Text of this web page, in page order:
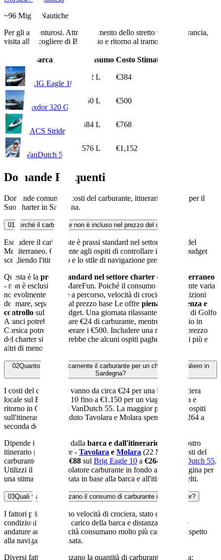
~96 Miglia Nautiche
Per gli avventurosi. Attraversamento dello stretto verso la Francia,
visita alle scogliere di Bonifacio e ritorno al tramonto.
Barca Consumo Costo Stimato
BRIG Eagle 10
192 L €384
Saxdor 320 GTO
250 L €500
SACS Strider 15
384 L €768
VanDutch 55
576 L €1,152
Domande Frequenti
Domande comuni su costi del carburante, itinerari e budget per il
Suo charter in Sardegna.
01 Perché il carburante non è incluso nel prezzo del charter?
Escludere il carburante è prassi standard nel settore charter del
Mediterraneo. Consente agli ospiti di controllare il proprio budget
scegliendo l'itinerario e lo stile di navigazione preferiti.
Questa è la prassi standard nel settore charter del Mediterraneo
- non è esclusiva di MareFun. Poiché il consumo di carburante varia
notevolmente in base a percorso, velocità di crociera e condizioni
del mare, separarlo dal prezzo base Le offre piena trasparenza e
controllo sul Suo budget. Una giornata rilassante nella baia di Golfo
Aranci potrebbe costare €24 di carburante, mentre un viaggio in
Corsica potrebbe superare i €500. Includere una media nel prezzo
del charter significherebbe che alcuni ospiti pagherebbero di più e
altri di meno.
02Quanto costa tipicamente il carburante per un charter giornaliero in
Sardegna?
I costi del carburante vanno da circa €24 per una breve crociera
locale sul Brig Eagle 10 fino a €1.150 per un viaggio andata e
ritorno in Corsica sul VanDutch 55. La maggior parte degli ospiti
sull'itinerario più venduto Tavolara e Molara spende €88–€264 a
seconda della barca.
Dipende interamente dalla barca e dall'itinerario
. Per il nostro
itinerario più popolare - Tavolara e Molara (22 MN) - i costi del
carburante vanno da €88 sul Brig Eagle 10 a €264 VanDutch 55.
Utilizzi il nostro calcolatore carburante in fondo a questa pagina per
una stima personalizzata in base alla barca e all'itinerario scelti.
03Quali fattori influenzano il consumo di carburante in un charter?
I fattori principali sono velocità di crociera, stato del mare,
condizioni del vento, carico della barca e distanza totale. Le
andature ad alta velocità consumano molto più carburante rispetto
alla navigazione rilassata.
Diversi fattori influenzano la quantità di carburante utilizzata: